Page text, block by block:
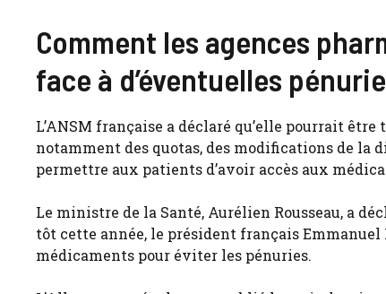
Comment les agences
face à d’éventuelles
L’ANSM française a déclaré qu’elle pourrait
notamment des quotas, des modifications de la
permettre aux patients d’avoir accès aux
Le ministre de la Santé, Aurélien Rousseau, a
tôt cette année, le président français
médicaments pour éviter les pénuries.